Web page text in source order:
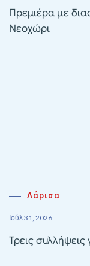
Πρεμιέρα με
Νεοχώρι
Λάρισα
Ιούλ 31, 2026
Τρεις